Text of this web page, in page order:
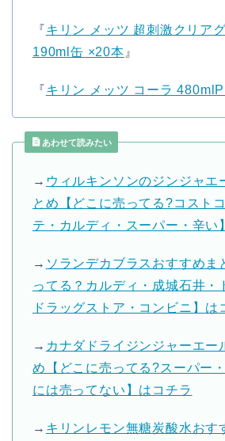
『キリン メッツ 超刺激クリア
190ml缶 ×20本』
『キリン メッツ コーラ
あわせて読みたい
→ ウィルキンソンのジンジャエ
とめ【どこに売ってる?コスト
テ・カルディ・スーパー・辛い
→ ソランデカブラスおすすめま
ってる？カルディ・成城石井・
ドラッグストア・コンビニ】は
→ カナダドライジンジャーエー
め【どこに売ってる?スーパー
には売ってない】はコチラ
→ キリンレモン無糖炭酸水おす